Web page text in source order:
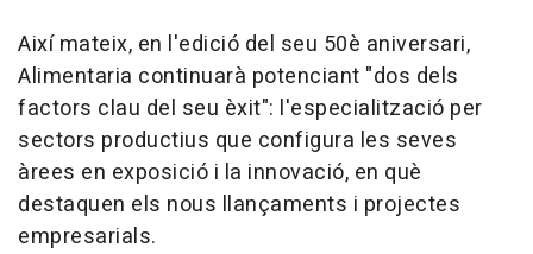
Així mateix, en l'edició del seu 50è aniversari,
Alimentaria continuarà potenciant "dos dels
factors clau del seu èxit": l'especialització per
sectors productius que configura les seves
àrees en exposició i la innovació, en què
destaquen els nous llançaments i projectes
empresarials.